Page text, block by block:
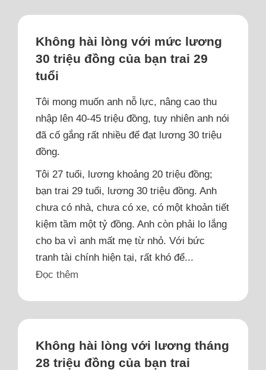
Không hài lòng với mức lương
30 triệu đồng của bạn trai 29
tuổi
Tôi mong muốn anh nỗ lực, nâng cao thu
nhập lên 40-45 triệu đồng, tuy nhiên anh nói
đã cố gắng rất nhiều để đạt lương 30 triệu
đồng.
Tôi 27 tuổi, lương khoảng 20 triệu đồng;
bạn trai 29 tuổi, lương 30 triệu đồng. Anh
chưa có nhà, chưa có xe, có một khoản tiết
kiệm tầm một tỷ đồng. Anh còn phải lo lắng
cho ba vì anh mất mẹ từ nhỏ. Với bức
tranh tài chính hiện tại, rất khó để...
Đọc thêm
Không hài lòng với lương tháng
28 triệu đồng của bạn trai